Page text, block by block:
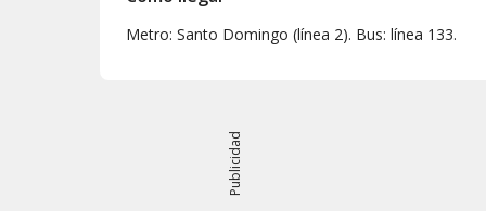
Metro: Santo Domingo (línea 2). Bus: línea 133.
Publicidad